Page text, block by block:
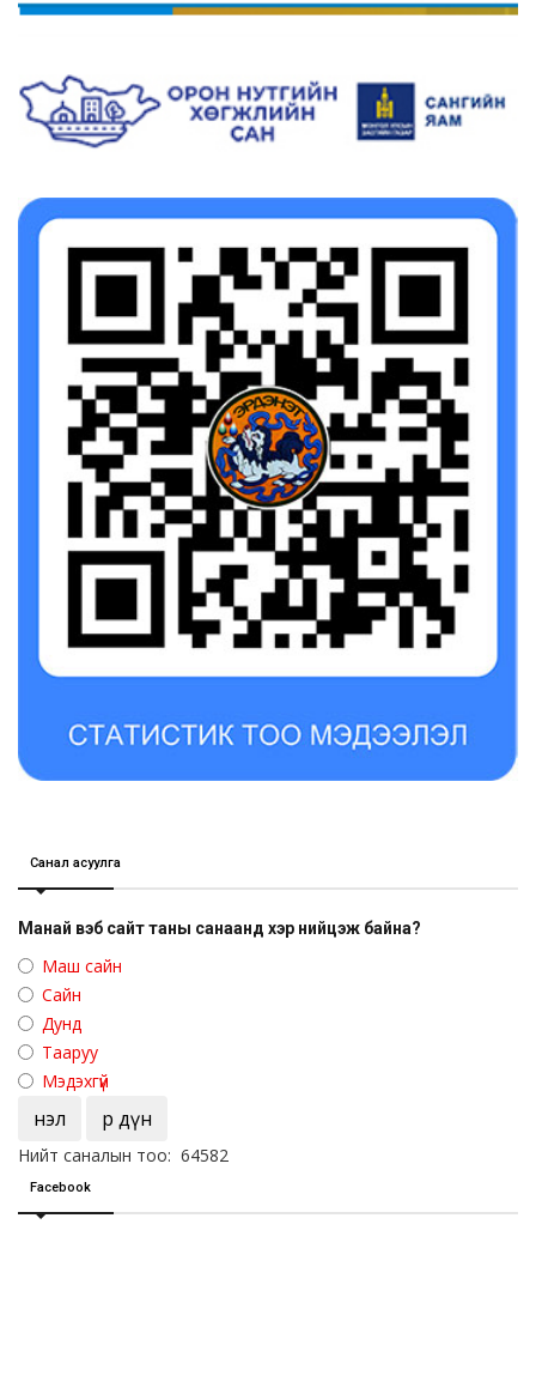
Санал асуулга
Манай вэб сайт таны санаанд хэр нийцэж байна?
Маш сайн
Сайн
Дунд
Тааруу
Мэдэхгүй
Үнэл Үр дүн
Нийт саналын тоо: 64582
Facebook